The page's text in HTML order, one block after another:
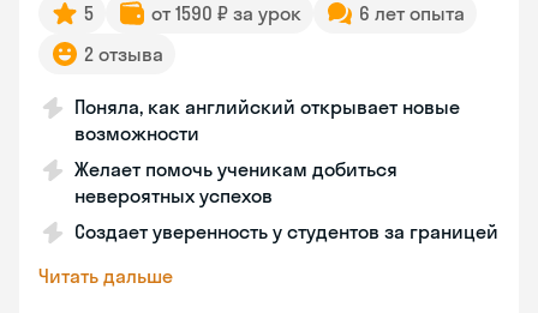
5 от 1590 ₽ за урок
6 лет опыта
2 отзыва
Поняла, как английский открывает новые
возможности
Желает помочь ученикам добиться
невероятных успехов
Создает уверенность у студентов за границей
Читать дальше